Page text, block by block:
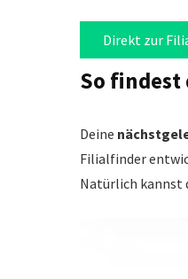
Direkt zur
So findest
Deine
Filialfinder
Natürlich kannst